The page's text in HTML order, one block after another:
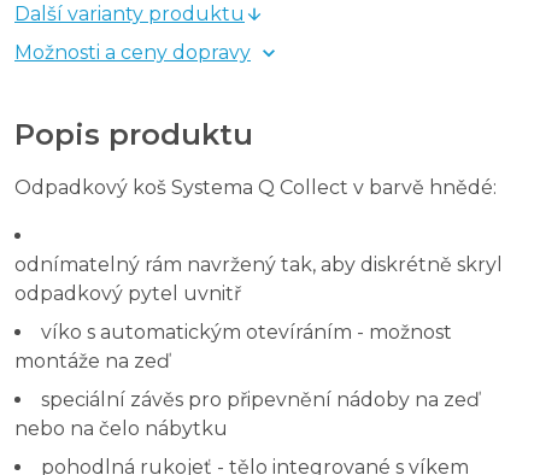
Další varianty produktu
Možnosti a ceny dopravy
Popis produktu
Odpadkový koš Systema Q Collect v barvě hnědé:
odnímatelný rám navržený tak, aby diskrétně skryl
odpadkový pytel uvnitř
víko s automatickým otevíráním - možnost
montáže na zeď
speciální závěs pro připevnění nádoby na zeď
nebo na čelo nábytku
pohodlná rukojeť - tělo integrované s víkem